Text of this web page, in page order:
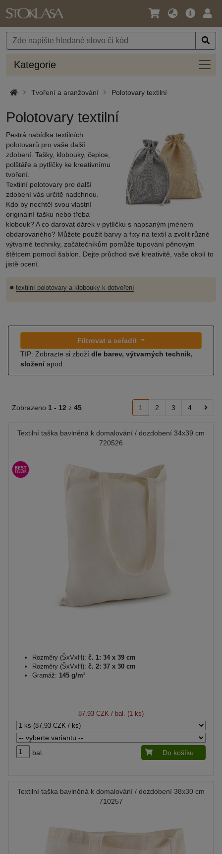
Jazyk
Měna
Hlavní
Kategorie
Tvoření a aranžování Polotovary textilní
Polotovary textilní
Pestrá nabídka textilních
polotovarů pro vaše další
zdobení. Tašky, klobouky, čepice,
polštáře a pytlíčky ke kreativnímu
tvoření.
Textilní polotovary pro další
zdobení vás určitě nadchnou.
Kdo by nechtěl svou vlastní
originální tašku nebo třeba
klobouk? A co darovat dárek v pytlíčku s napsaným jménem
obdarovaného? Můžete použít barvy a fixy na textil a zvolit různé
výtvarné techniky, začátečníkům pomůže tupování pěnovým
štětcem pomocí šablon. Dejte průchod své kreativitě, vaše okolí to
jistě ocení.
■ textilní polotovary a klobouky k dotvoření
Filtrovat a seřadit
TIP: Zobrazte si zboží dle barev, výtvarných technik,
složení apod.
Zobrazeno 1 - 12 z 45 1 2 3 4
Textilní taška bavlněná k domalování / dozdobení 34x39 cm
720526
Rozměry (ŠxVxH): č. 1: 34 x 39 cm
Rozměry (ŠxVxH): č. 2: 37 x 30 cm
Gramáž: 145 g/m²
87,93 CZK / bal. (1 ks)
bal. Do košíku
Textilní taška bavlněná k domalování / dozdobení 38x30 cm
710257